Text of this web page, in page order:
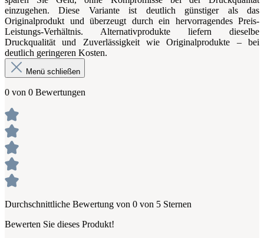
einzugehen. Diese Variante ist deutlich günstiger als das
Originalprodukt und überzeugt durch ein hervorragendes Preis-
Leistungs-Verhältnis. Alternativprodukte liefern dieselbe
Druckqualität und Zuverlässigkeit wie Originalprodukte – bei
deutlich geringeren Kosten.
Menü schließen
0 von 0 Bewertungen
Durchschnittliche Bewertung von 0 von 5 Sternen
Bewerten Sie dieses Produkt!